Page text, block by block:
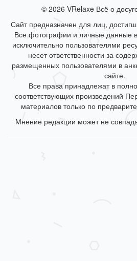
© 2026 VRelaxe Всё о
Сайт предназначен для лиц,
Все фотографии и личные данные
исключительно пользователями
несет ответственности за
размещенных пользователями в
сайте.
Все права принадлежат в
соответствующих произведений
материалов только по
Мнение редакции может не